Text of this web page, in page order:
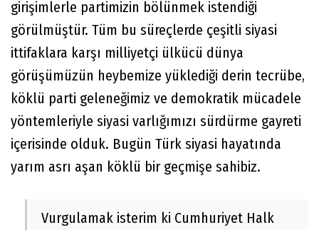
girişimlerle partimizin bölünmek istendiği
görülmüştür. Tüm bu süreçlerde çeşitli siyasi
ittifaklara karşı milliyetçi ülkücü dünya
görüşümüzün heybemize yüklediği derin tecrübe,
köklü parti geleneğimiz ve demokratik mücadele
yöntemleriyle siyasi varlığımızı sürdürme gayreti
içerisinde olduk. Bugün Türk siyasi hayatında
yarım asrı aşan köklü bir geçmişe sahibiz.
Vurgulamak isterim ki Cumhuriyet Halk